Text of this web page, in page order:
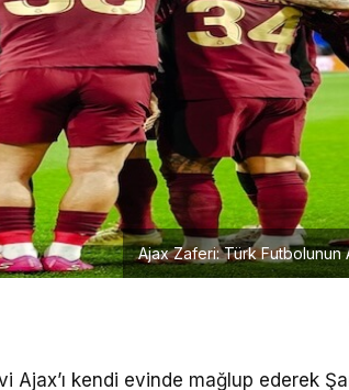
Ajax Zaferi: Türk Futbolunun
Ajax’ı kendi evinde mağlup ederek